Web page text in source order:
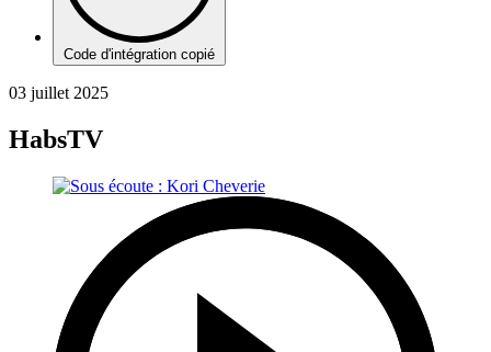
Code d'intégration copié
03 juillet 2025
HabsTV